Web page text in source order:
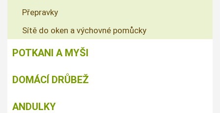
Přepravky
Sítě do oken a výchovné pomůcky
POTKANI A MYŠI
DOMÁCÍ DRŮBEŽ
ANDULKY